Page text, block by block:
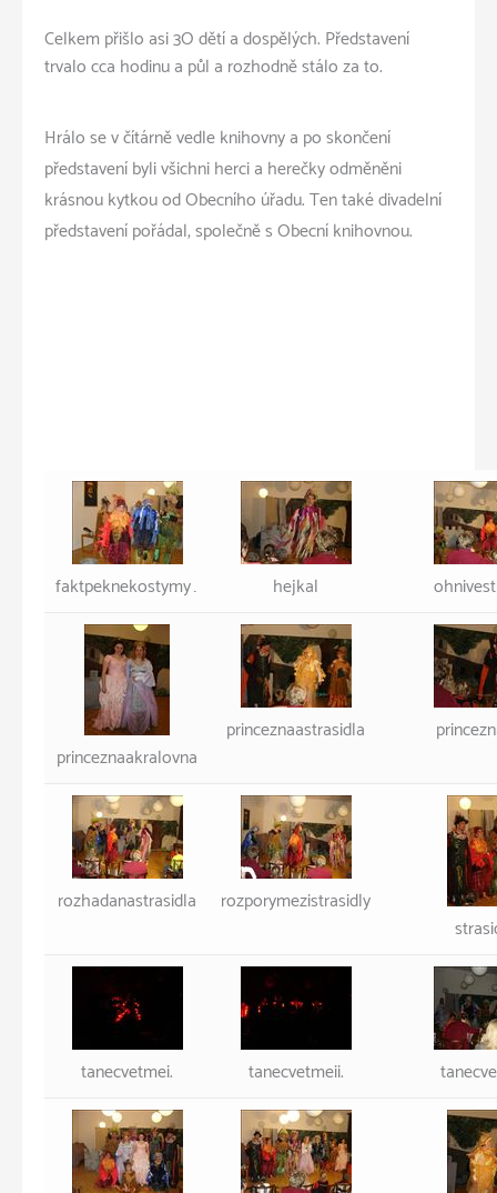
Celkem přišlo asi 3O dětí a dospělých. Představení
trvalo cca hodinu a půl a rozhodně stálo za to.
Hrálo se v čítárně vedle knihovny a po skončení
představení byli všichni herci a herečky odměněni
krásnou kytkou od Obecního úřadu. Ten také divadelní
představení pořádal, společně s Obecní knihovnou.
faktpeknekostymy… hejkal
princeznaakralovna
princeznaastrasidla
rozhadanastrasidla
rozporymezistrasidly
tanecvetmei. tanecvetmeii.